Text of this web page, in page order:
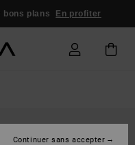
bons plans En profiter
Continuer sans accepter